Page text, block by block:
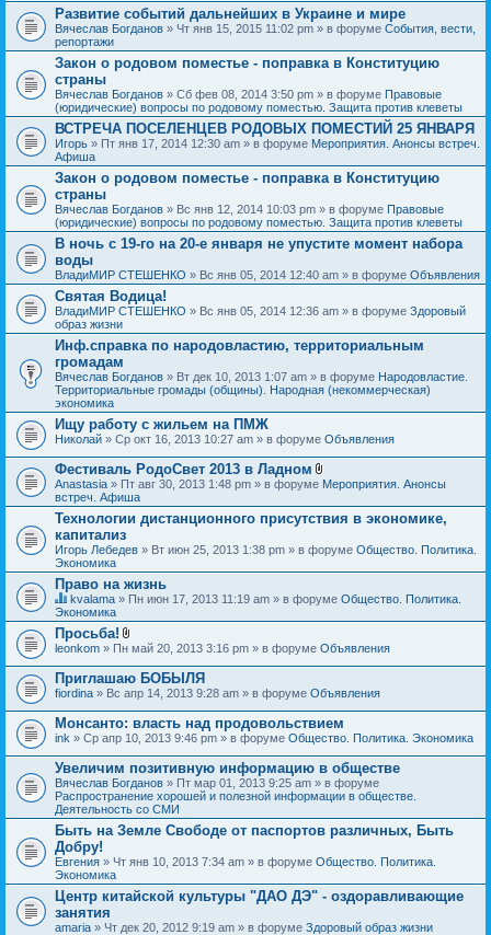
Развитие событий дальнейших в Украине и мире
Вячеслав Богданов » Чт янв 15, 2015 11:02 pm » в форуме События, вести,
репортажи
Закон о родовом поместье - поправка в Конституцию
страны
Вячеслав Богданов » Сб фев 08, 2014 3:50 pm » в форуме Правовые
(юридические) вопросы по родовому поместью. Защита против клеветы
ВСТРЕЧА ПОСЕЛЕНЦЕВ РОДОВЫХ ПОМЕСТИЙ 25 ЯНВАРЯ
Игорь » Пт янв 17, 2014 12:30 am » в форуме Мероприятия. Анонсы встреч.
Афиша
Закон о родовом поместье - поправка в Конституцию
страны
Вячеслав Богданов » Вс янв 12, 2014 10:03 pm » в форуме Правовые
(юридические) вопросы по родовому поместью. Защита против клеветы
В ночь с 19-го на 20-е января не упустите момент набора
воды
ВладиМИР СТЕШЕНКО » Вс янв 05, 2014 12:40 am » в форуме Объявления
Святая Водица!
ВладиМИР СТЕШЕНКО » Вс янв 05, 2014 12:36 am » в форуме Здоровый
образ жизни
Инф.справка по народовластию, территориальным
громадам
Вячеслав Богданов » Вт дек 10, 2013 1:07 am » в форуме Народовластие.
Территориальные громады (общины). Народная (некоммерческая)
экономика
Ищу работу с жильем на ПМЖ
Николай » Ср окт 16, 2013 10:27 am » в форуме Объявления
Фестиваль РодоСвет 2013 в Ладном
В
о
ж
н
и
я
Anastasia » Пт авг 30, 2013 1:48 pm » в форуме Мероприятия. Анонсы
встреч. Афиша
Технологии дистанционного присутствия в экономике,
капитализ
Игорь Лебедев » Вт июн 25, 2013 1:38 pm » в форуме Общество. Политика.
Экономика
Право на жизнь
Д
а
н
н
я
т
е
м
а
с
о
д
е
р
ж
и
т
о
п
р
о
с
.
kvalama » Пн июн 17, 2013 11:19 am » в форуме Общество. Политика.
Экономика
Просьба!
В
о
ж
е
н
и
я
leonkom » Пн май 20, 2013 3:16 pm » в форуме Объявления
Приглашаю БОБЫЛЯ
fiordina » Вс апр 14, 2013 9:28 am » в форуме Объявления
Монсанто: власть над продовольствием
ink » Ср апр 10, 2013 9:46 pm » в форуме Общество. Политика. Экономика
Увеличим позитивную информацию в обществе
Вячеслав Богданов » Пт мар 01, 2013 9:25 am » в форуме
Распространение хорошей и полезной информации в обществе.
Деятельность со СМИ
Быть на Земле Свободе от паспортов различных, Быть
Добру!
Евгения » Чт янв 10, 2013 7:34 am » в форуме Общество. Политика.
Экономика
Центр китайской культуры "ДАО ДЭ" - оздоравливающие
занятия
amaria » Чт дек 20, 2012 9:19 am » в форуме Здоровый образ жизни